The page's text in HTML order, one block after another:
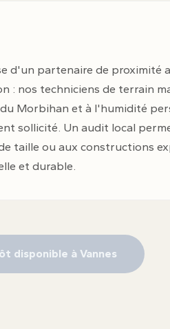
d'un partenaire de proximité
: nos techniciens de terrain
Morbihan et à l'humidité
sollicité. Un audit local
taille ou aux constructions
et durable.
disponible à Vannes